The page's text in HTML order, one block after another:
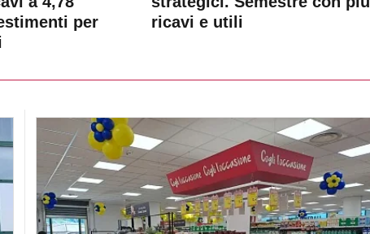
per
ricavi e utili